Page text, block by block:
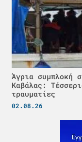
Άγρια συμπλοκή
Καβάλας:
τραυματίες
02.08.26